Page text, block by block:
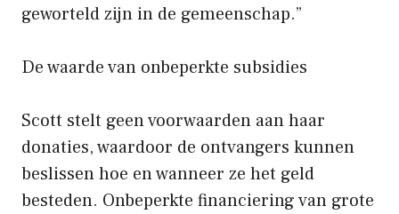
geworteld zijn in de gemeenschap.”
De waarde van onbeperkte subsidies
Scott stelt geen voorwaarden aan haar
donaties, waardoor de ontvangers kunnen
beslissen hoe en wanneer ze het geld
besteden. Onbeperkte financiering van grote